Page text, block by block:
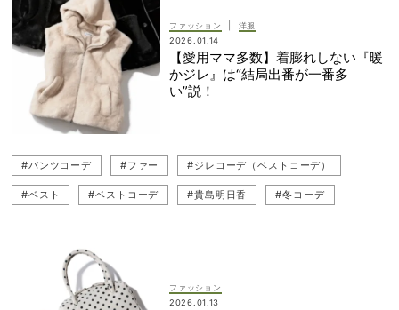
#コスパ服 #スタイリスト ファッション
洋服
2026.01.14
【愛用ママ多数】着膨れしない『暖
かジレ』は“結局出番が一番多
い”説！
#パンツコーデ #ファー #ジレコーデ（ベストコーデ）
#ベスト #ベストコーデ #貴島明日香 #冬コーデ
ファッション
2026.01.13